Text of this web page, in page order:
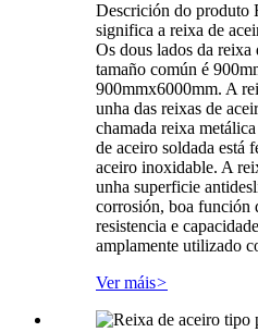
Descrición do produto
significa a reixa de
Os dous lados da reixa
tamaño común é
900mmx6000mm. A
unha das reixas de
chamada reixa
de aceiro soldada está
aceiro inoxidable. A
unha superficie
corrosión, boa función
resistencia e
amplamente utilizado
Ver máis>